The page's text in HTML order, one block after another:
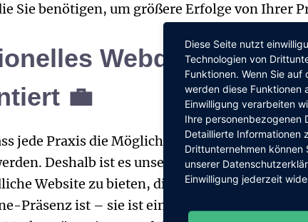
Sie benötigen, um größere Erfolge von Ihrer
Webdesign, das
💼
jede Praxis die Möglichkeit verdient, online
Deshalb ist es unser Ziel, Ihnen eine
Website zu bieten, die genau das tut. Wir
Präsenz ist – sie ist ein mächigeres
Diese Seite nutzt
Technologien von
Funktionen. Wenn Sie
werden diese Funktionen
Einwilligung verarbeiten
Ihre personenbezogenen
Detaillierte Informationen
Drittunternehmen
unserer
Einwilligung jederzeit